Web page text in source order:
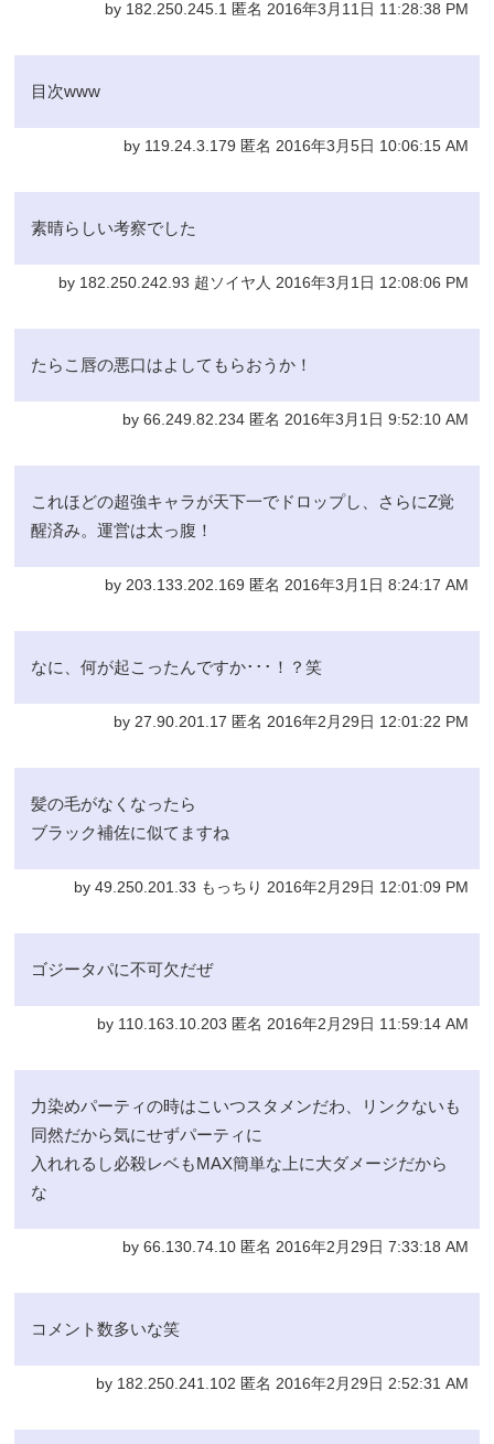
by 182.250.245.1 匿名 2016年3月11日 11:28:38 PM
目次www
by 119.24.3.179 匿名 2016年3月5日 10:06:15 AM
素晴らしい考察でした
by 182.250.242.93 超ソイヤ人 2016年3月1日 12:08:06 PM
たらこ唇の悪口はよしてもらおうか！
by 66.249.82.234 匿名 2016年3月1日 9:52:10 AM
これほどの超強キャラが天下一でドロップし、さらにZ覚
醒済み。運営は太っ腹！
by 203.133.202.169 匿名 2016年3月1日 8:24:17 AM
なに、何が起こったんですか･･･！？笑
by 27.90.201.17 匿名 2016年2月29日 12:01:22 PM
髪の毛がなくなったら
ブラック補佐に似てますね
by 49.250.201.33 もっちり 2016年2月29日 12:01:09 PM
ゴジータパに不可欠だぜ
by 110.163.10.203 匿名 2016年2月29日 11:59:14 AM
力染めパーティの時はこいつスタメンだわ、リンクないも
同然だから気にせずパーティに
入れれるし必殺レベもMAX簡単な上に大ダメージだから
な
by 66.130.74.10 匿名 2016年2月29日 7:33:18 AM
コメント数多いな笑
by 182.250.241.102 匿名 2016年2月29日 2:52:31 AM